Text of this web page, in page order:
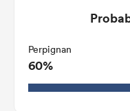
Perpignan
60%